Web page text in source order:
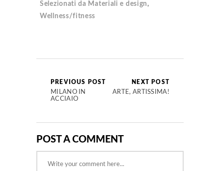
Selezionati da Materiali e design,
Wellness/fitness
PREVIOUS POST
MILANO IN
ACCIAIO
NEXT POST
ARTE, ARTISSIMA!
POST A COMMENT